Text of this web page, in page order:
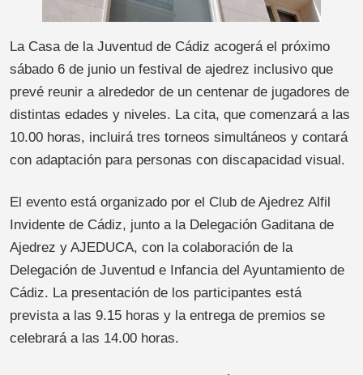
La Casa de la Juventud de Cádiz acogerá el próximo
sábado 6 de junio un festival de ajedrez inclusivo que
prevé reunir a alrededor de un centenar de jugadores de
distintas edades y niveles. La cita, que comenzará a las
10.00 horas, incluirá tres torneos simultáneos y contará
con adaptación para personas con discapacidad visual.
El evento está organizado por el Club de Ajedrez Alfil
Invidente de Cádiz, junto a la Delegación Gaditana de
Ajedrez y AJEDUCA, con la colaboración de la
Delegación de Juventud e Infancia del Ayuntamiento de
Cádiz. La presentación de los participantes está
prevista a las 9.15 horas y la entrega de premios se
celebrará a las 14.00 horas.